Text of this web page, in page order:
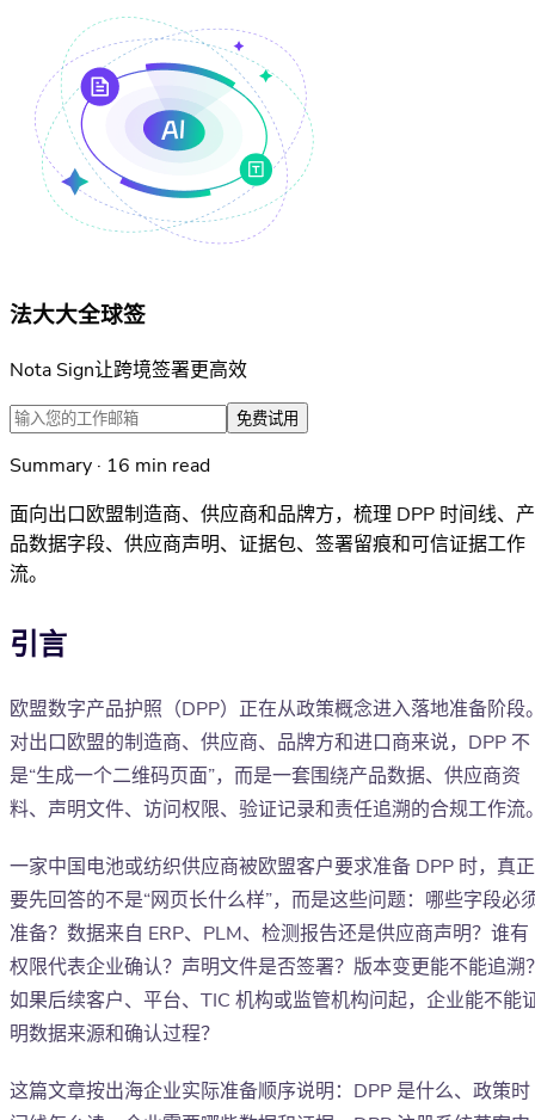
法大大全球签
Nota Sign让跨境签署更高效
免费试用
Summary · 16 min read
面向出口欧盟制造商、供应商和品牌方，梳理 DPP 时间线、产
品数据字段、供应商声明、证据包、签署留痕和可信证据工作
流。
引言
欧盟数字产品护照（DPP）正在从政策概念进入落地准备阶段
对出口欧盟的制造商、供应商、品牌方和进口商来说，DPP 不
是“生成一个二维码页面”，而是一套围绕产品数据、供应商资
料、声明文件、访问权限、验证记录和责任追溯的合规工作流
一家中国电池或纺织供应商被欧盟客户要求准备 DPP 时，真正
要先回答的不是“网页长什么样”，而是这些问题：哪些字段必
准备？数据来自 ERP、PLM、检测报告还是供应商声明？谁有
权限代表企业确认？声明文件是否签署？版本变更能不能追溯
如果后续客户、平台、TIC 机构或监管机构问起，企业能不能
明数据来源和确认过程？
这篇文章按出海企业实际准备顺序说明：DPP 是什么、政策时